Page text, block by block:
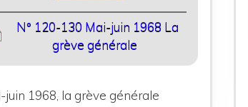
N° 120-130 Mai-juin 1968 La
grève générale
juin 1968, la grève générale